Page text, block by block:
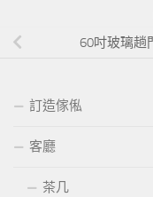
60吋玻璃趟
訂造傢俬
客廳
茶几